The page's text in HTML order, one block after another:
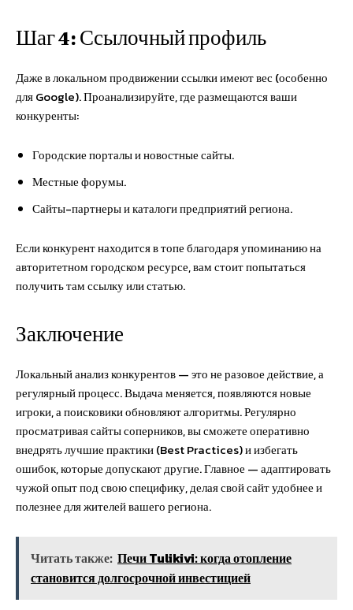
Шаг 4: Ссылочный профиль
Даже в локальном продвижении ссылки имеют вес (особенно
для Google). Проанализируйте, где размещаются ваши
конкуренты:
Городские порталы и новостные сайты.
Местные форумы.
Сайты-партнеры и каталоги предприятий региона.
Если конкурент находится в топе благодаря упоминанию на
авторитетном городском ресурсе, вам стоит попытаться
получить там ссылку или статью.
Заключение
Локальный анализ конкурентов — это не разовое действие, а
регулярный процесс. Выдача меняется, появляются новые
игроки, а поисковики обновляют алгоритмы. Регулярно
просматривая сайты соперников, вы сможете оперативно
внедрять лучшие практики (Best Practices) и избегать
ошибок, которые допускают другие. Главное — адаптировать
чужой опыт под свою специфику, делая свой сайт удобнее и
полезнее для жителей вашего региона.
Читать также: Печи Tulikivi: когда отопление
становится долгосрочной инвестицией